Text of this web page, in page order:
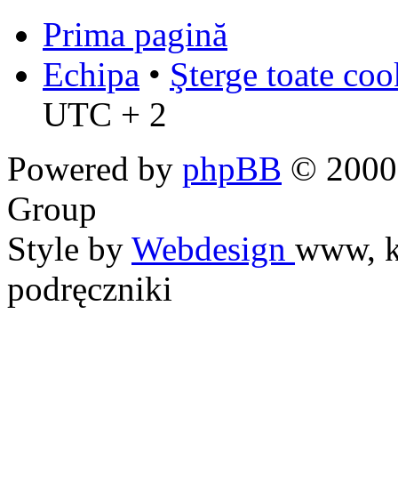
Prima pagină
Echipa • Şterge toate
UTC + 2
Powered by phpBB ©
Group
Style by Webdesign www,
podręczniki